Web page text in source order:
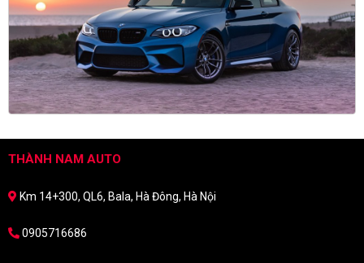
THÀNH NAM AUTO
Km 14+300, QL6, Bala, Hà Đông, Hà Nội
0905716686